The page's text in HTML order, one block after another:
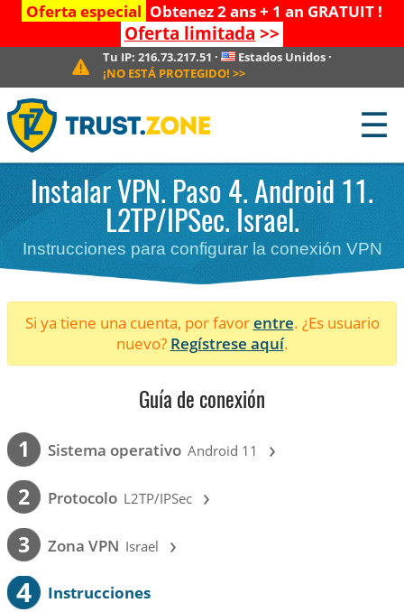
Oferta especial Obtenez 2 ans + 1 an GRATUIT !
Oferta limitada >>
Tu IP:216.73.217.51 · Estados Unidos·
¡NO ESTÁ PROTEGIDO! >>
☰
Instalar VPN. Paso 4. Android 11.
L2TP/IPSec. Israel.
Instrucciones para configurar la conexión VPN
Si ya tiene una cuenta, por favorentre. ¿Es usuario
nuevo? Regístrese aquí.
Guía de conexión
1 Sistema operativo Android 11 ›
2 Protocolo L2TP/IPSec ›
3 Zona VPN Israel ›
4 Instrucciones